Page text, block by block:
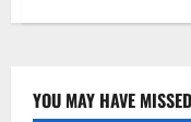
YOU MAY HAVE MISSED